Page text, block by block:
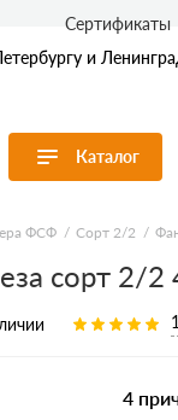
и
Каталог
Фанера ФК
Фанера
Сертификаты
ФСФ Сорт 2/2
сорт 2/
4